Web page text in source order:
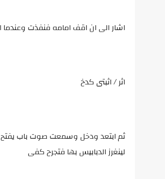
اشار الى ان اقف امامه فنفذت
اثر / اثبتى كدخ
ثم ابتعد ودخل وسمعت صوت باب
لينغرز الدبابيس بها فتجرح كفى